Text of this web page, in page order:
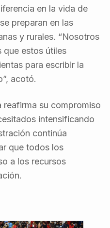
en la vida de
preparan en las
y rurales. “Nosotros
que estos útiles
para escribir la
acotó.
reafirma su compromiso
intensificando
continúa
que todos los
a los recursos